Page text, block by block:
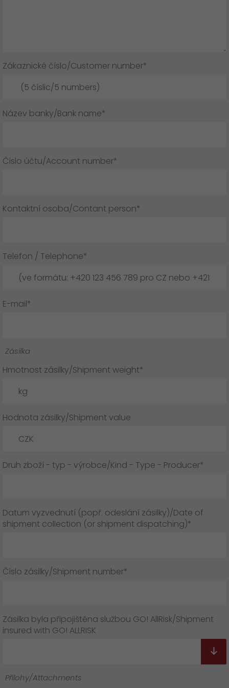
Zákaznické číslo/Customer number*
Název banky/Bank name*
Číslo účtu/Account number*
Kontaktní osoba/Contant person*
Telefon / Telephone*
E-mail*
Zásilka
Hmotnost zásilky/Shipment weight*
Hodnota zásilky/Shipment value
Druh zboží - typ - výrobce/Kind - Type - Producer*
Datum vyzvednutí (popř. odeslání zásilky)/Date of
shipment collection (or shipment dispatching)*
Číslo zásilky/Shipment number*
Zásilka byla připojištěna službou GO! AllRisk/Shipment
insured with GO! ALLRISK
Přílohy/Attachments